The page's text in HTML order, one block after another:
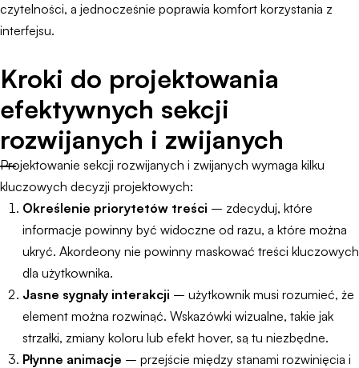
czytelności, a jednocześnie poprawia komfort korzystania z
interfejsu.
Kroki do projektowania
efektywnych sekcji
rozwijanych i zwijanych
Projektowanie sekcji rozwijanych i zwijanych wymaga kilku
kluczowych decyzji projektowych:
Określenie priorytetów treści – zdecyduj, które
informacje powinny być widoczne od razu, a które można
ukryć. Akordeony nie powinny maskować treści kluczowych
dla użytkownika.
Jasne sygnały interakcji – użytkownik musi rozumieć, że
element można rozwinąć. Wskazówki wizualne, takie jak
strzałki, zmiany koloru lub efekt hover, są tu niezbędne.
Płynne animacje – przejście między stanami rozwinięcia i